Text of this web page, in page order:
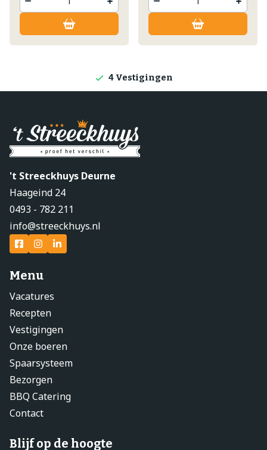
Lokale producten
4 Vestigingen
't Streeckhuys Deurne
Haageind 24
0493 - 782 211
info@streeckhuys.nl
Menu
Vacatures
Recepten
Vestigingen
Onze boeren
Spaarsysteem
Bezorgen
BBQ Catering
Contact
Blijf op de hoogte